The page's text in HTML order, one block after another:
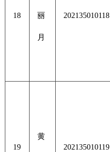
18 丽
月
202135010118
19
黄
202135010119